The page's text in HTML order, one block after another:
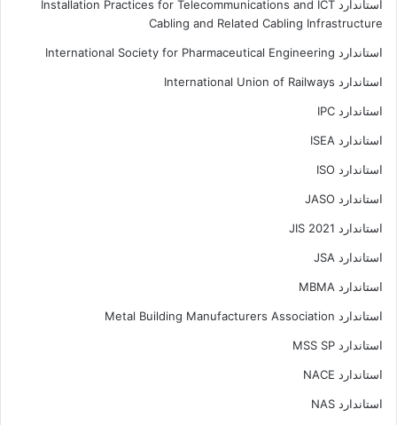
استاندارد Installation Practices for Telecommunications and ICT
Cabling and Related Cabling Infrastructure
استاندارد International Society for Pharmaceutical Engineering
استاندارد International Union of Railways
استاندارد IPC
استاندارد ISEA
استاندارد ISO
استاندارد JASO
استاندارد JIS 2021
استاندارد JSA
استاندارد MBMA
استاندارد Metal Building Manufacturers Association
استاندارد MSS SP
استاندارد NACE
استاندارد NAS